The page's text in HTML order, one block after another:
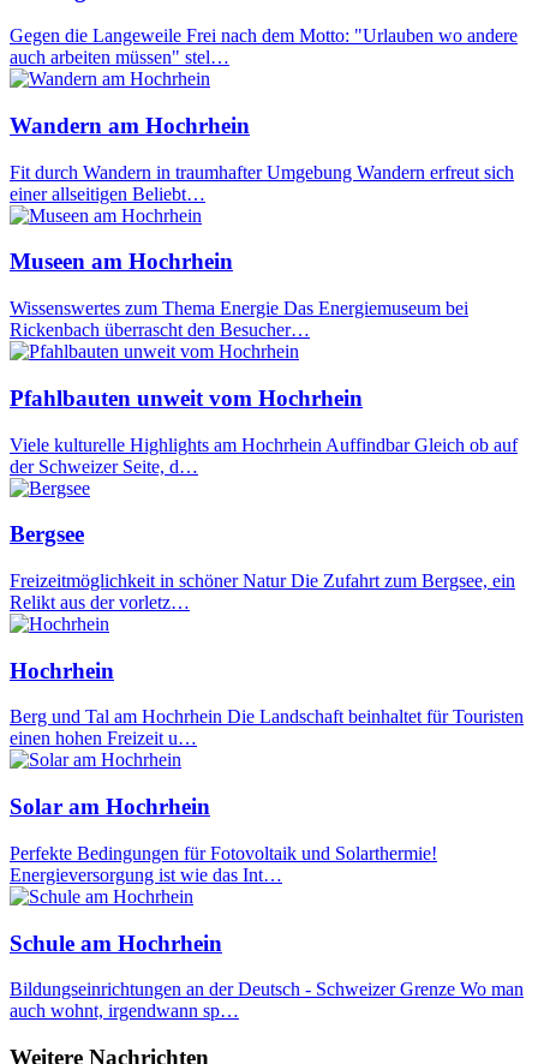
Gegen die Langeweile Frei nach dem Motto: "Urlauben wo andere
auch arbeiten müssen" stel…
Wandern am Hochrhein
Fit durch Wandern in traumhafter Umgebung Wandern erfreut sich
einer allseitigen Beliebt…
Museen am Hochrhein
Wissenswertes zum Thema Energie Das Energiemuseum bei
Rickenbach überrascht den Besucher…
Pfahlbauten unweit vom Hochrhein
Viele kulturelle Highlights am Hochrhein Auffindbar Gleich ob auf
der Schweizer Seite, d…
Bergsee
Freizeitmöglichkeit in schöner Natur Die Zufahrt zum Bergsee, ein
Relikt aus der vorletz…
Hochrhein
Berg und Tal am Hochrhein Die Landschaft beinhaltet für Touristen
einen hohen Freizeit u…
Solar am Hochrhein
Perfekte Bedingungen für Fotovoltaik und Solarthermie!
Energieversorgung ist wie das Int…
Schule am Hochrhein
Bildungseinrichtungen an der Deutsch - Schweizer Grenze Wo man
auch wohnt, irgendwann sp…
Weitere Nachrichten